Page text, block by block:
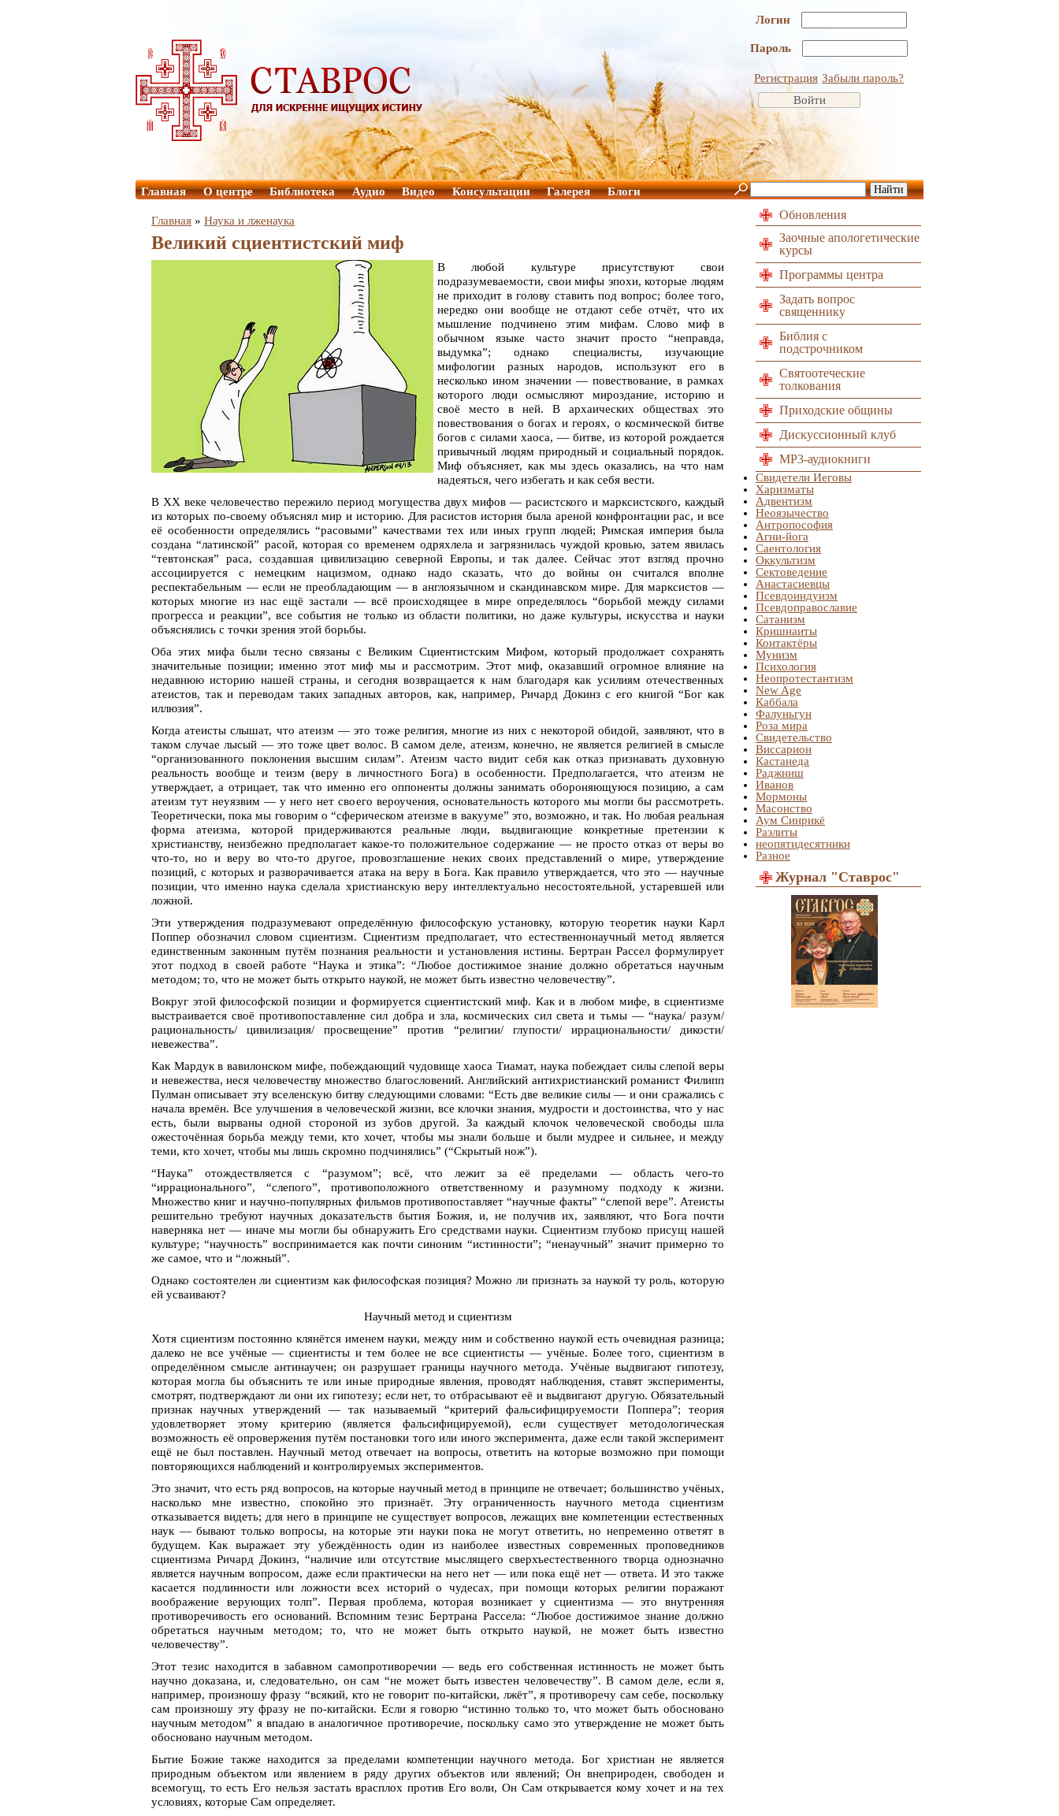
Логин
Пароль
Регистрация Забыли пароль?
Главная О центре Библиотека Аудио Видео Консультации Галерея Блоги
Главная » Наука и лженаука
Великий сциентистский миф
В любой культуре присутствуют свои
подразумеваемости, свои мифы эпохи, которые людям
не приходит в голову ставить под вопрос; более того,
нередко они вообще не отдают себе отчёт, что их
мышление подчинено этим мифам. Слово миф в
обычном языке часто значит просто “неправда,
выдумка”; однако специалисты, изучающие
мифологии разных народов, используют его в
несколько ином значении — повествование, в рамках
которого люди осмысляют мироздание, историю и
своё место в ней. В архаических обществах это
повествования о богах и героях, о космической битве
богов с силами хаоса, — битве, из которой рождается
привычный людям природный и социальный порядок.
Миф объясняет, как мы здесь оказались, на что нам
надеяться, чего избегать и как себя вести.
В ХХ веке человечество пережило период могущества двух мифов — расистского и марксистского, каждый
из которых по-своему объяснял мир и историю. Для расистов история была ареной конфронтации рас, и все
её особенности определялись “расовыми” качествами тех или иных групп людей; Римская империя была
создана “латинской” расой, которая со временем одряхлела и загрязнилась чуждой кровью, затем явилась
“тевтонская” раса, создавшая цивилизацию северной Европы, и так далее. Сейчас этот взгляд прочно
ассоциируется с немецким нацизмом, однако надо сказать, что до войны он считался вполне
респектабельным — если не преобладающим — в англоязычном и скандинавском мире. Для марксистов —
которых многие из нас ещё застали — всё происходящее в мире определялось “борьбой между силами
прогресса и реакции”, все события не только из области политики, но даже культуры, искусства и науки
объяснялись с точки зрения этой борьбы.
Оба этих мифа были тесно связаны с Великим Сциентистским Мифом, который продолжает сохранять
значительные позиции; именно этот миф мы и рассмотрим. Этот миф, оказавший огромное влияние на
недавнюю историю нашей страны, и сегодня возвращается к нам благодаря как усилиям отечественных
атеистов, так и переводам таких западных авторов, как, например, Ричард Докинз с его книгой “Бог как
иллюзия”.
Когда атеисты слышат, что атеизм — это тоже религия, многие из них с некоторой обидой, заявляют, что в
таком случае лысый — это тоже цвет волос. В самом деле, атеизм, конечно, не является религией в смысле
“организованного поклонения высшим силам”. Атеизм часто видит себя как отказ признавать духовную
реальность вообще и теизм (веру в личностного Бога) в особенности. Предполагается, что атеизм не
утверждает, а отрицает, так что именно его оппоненты должны занимать обороняющуюся позицию, а сам
атеизм тут неуязвим — у него нет своего вероучения, основательность которого мы могли бы рассмотреть.
Теоретически, пока мы говорим о “сферическом атеизме в вакууме” это, возможно, и так. Но любая реальная
форма атеизма, которой придерживаются реальные люди, выдвигающие конкретные претензии к
христианству, неизбежно предполагает какое-то положительное содержание — не просто отказ от веры во
что-то, но и веру во что-то другое, провозглашение неких своих представлений о мире, утверждение
позиций, с которых и разворачивается атака на веру в Бога. Как правило утверждается, что это — научные
позиции, что именно наука сделала христианскую веру интеллектуально несостоятельной, устаревшей или
ложной.
Эти утверждения подразумевают определённую философскую установку, которую теоретик науки Карл
Поппер обозначил словом сциентизм. Сциентизм предполагает, что естественнонаучный метод является
единственным законным путём познания реальности и установления истины. Бертран Рассел формулирует
этот подход в своей работе “Наука и этика”: “Любое достижимое знание должно обретаться научным
методом; то, что не может быть открыто наукой, не может быть известно человечеству”.
Вокруг этой философской позиции и формируется сциентистский миф. Как и в любом мифе, в сциентизме
выстраивается своё противопоставление сил добра и зла, космических сил света и тьмы — “наука/ разум/
рациональность/ цивилизация/ просвещение” против “религии/ глупости/ иррациональности/ дикости/
невежества”.
Как Мардук в вавилонском мифе, побеждающий чудовище хаоса Тиамат, наука побеждает силы слепой веры
и невежества, неся человечеству множество благословений. Английский антихристианский романист Филипп
Пулман описывает эту вселенскую битву следующими словами: “Есть две великие силы — и они сражались с
начала времён. Все улучшения в человеческой жизни, все клочки знания, мудрости и достоинства, что у нас
есть, были вырваны одной стороной из зубов другой. За каждый клочок человеческой свободы шла
ожесточённая борьба между теми, кто хочет, чтобы мы знали больше и были мудрее и сильнее, и между
теми, кто хочет, чтобы мы лишь скромно подчинялись” (“Скрытый нож”).
“Наука” отождествляется с “разумом”; всё, что лежит за её пределами — область чего-то
“иррационального”, “слепого”, противоположного ответственному и разумному подходу к жизни.
Множество книг и научно-популярных фильмов противопоставляет “научные факты” “слепой вере”. Атеисты
решительно требуют научных доказательств бытия Божия, и, не получив их, заявляют, что Бога почти
наверняка нет — иначе мы могли бы обнаружить Его средствами науки. Сциентизм глубоко присущ нашей
культуре; “научность” воспринимается как почти синоним “истинности”; “ненаучный” значит примерно то
же самое, что и “ложный”.
Однако состоятелен ли сциентизм как философская позиция? Можно ли признать за наукой ту роль, которую
ей усваивают?
Научный метод и сциентизм
Хотя сциентизм постоянно клянётся именем науки, между ним и собственно наукой есть очевидная разница;
далеко не все учёные — сциентисты и тем более не все сциентисты — учёные. Более того, сциентизм в
определённом смысле антинаучен; он разрушает границы научного метода. Учёные выдвигают гипотезу,
которая могла бы объяснить те или иные природные явления, проводят наблюдения, ставят эксперименты,
смотрят, подтверждают ли они их гипотезу; если нет, то отбрасывают её и выдвигают другую. Обязательный
признак научных утверждений — так называемый “критерий фальсифицируемости Поппера”; теория
удовлетворяет этому критерию (является фальсифицируемой), если существует методологическая
возможность её опровержения путём постановки того или иного эксперимента, даже если такой эксперимент
ещё не был поставлен. Научный метод отвечает на вопросы, ответить на которые возможно при помощи
повторяющихся наблюдений и контролируемых экспериментов.
Это значит, что есть ряд вопросов, на которые научный метод в принципе не отвечает; большинство учёных,
насколько мне известно, спокойно это признаёт. Эту ограниченность научного метода сциентизм
отказывается видеть; для него в принципе не существует вопросов, лежащих вне компетенции естественных
наук — бывают только вопросы, на которые эти науки пока не могут ответить, но непременно ответят в
будущем. Как выражает эту убеждённость один из наиболее известных современных проповедников
сциентизма Ричард Докинз, “наличие или отсутствие мыслящего сверхъестественного творца однозначно
является научным вопросом, даже если практически на него нет — или пока ещё нет — ответа. И это также
касается подлинности или ложности всех историй о чудесах, при помощи которых религии поражают
воображение верующих толп”. Первая проблема, которая возникает у сциентизма — это внутренняя
противоречивость его оснований. Вспомним тезис Бертрана Рассела: “Любое достижимое знание должно
обретаться научным методом; то, что не может быть открыто наукой, не может быть известно
человечеству”.
Этот тезис находится в забавном самопротиворечии — ведь его собственная истинность не может быть
научно доказана, и, следовательно, он сам “не может быть известен человечеству”. В самом деле, если я,
например, произношу фразу “всякий, кто не говорит по-китайски, лжёт”, я противоречу сам себе, поскольку
сам произношу эту фразу не по-китайски. Если я говорю “истинно только то, что может быть обосновано
научным методом” я впадаю в аналогичное противоречие, поскольку само это утверждение не может быть
обосновано научным методом.
Бытие Божие также находится за пределами компетенции научного метода. Бог христиан не является
природным объектом или явлением в ряду других объектов или явлений; Он внеприроден, свободен и
всемогущ, то есть Его нельзя застать врасплох против Его воли, Он Сам открывается кому хочет и на тех
условиях, которые Сам определяет.
Обновления
Заочные апологетические
курсы
Программы центра
Задать вопрос
священнику
Библия с
подстрочником
Святоотеческие
толкования
Приходские общины
Дискуссионный клуб
MP3-аудиокниги
Свидетели Иеговы
Харизматы
Адвентизм
Неоязычество
Антропософия
Агни-йога
Саентология
Оккультизм
Сектоведение
Анастасиевцы
Псевдоиндуизм
Псевдоправославие
Сатанизм
Кришнаиты
Контактёры
Мунизм
Психология
Неопротестантизм
New Age
Каббала
Фалуньгун
Роза мира
Свидетельство
Виссарион
Кастанеда
Раджниш
Иванов
Мормоны
Масонство
Аум Синрикё
Раэлиты
неопятидесятники
Разное
Журнал "Ставрос"